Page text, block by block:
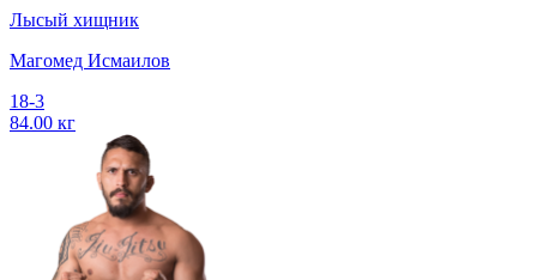
Лысый хищник
Магомед Исмаилов
18-3
84.00 кг